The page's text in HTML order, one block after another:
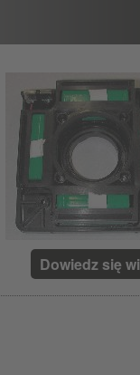
Dowiedz się